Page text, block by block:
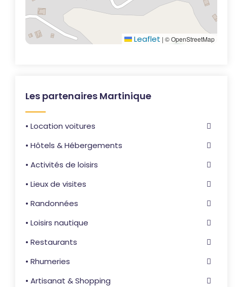
Leaflet | © OpenStreetMap
Les partenaires Martinique
• Location voitures
• Hôtels & Hébergements
• Activités de loisirs
• Lieux de visites
• Randonnées
• Loisirs nautique
• Restaurants
• Rhumeries
• Artisanat & Shopping